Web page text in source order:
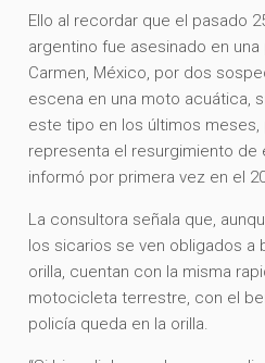
Ello al recordar que el pasado
argentino fue asesinado en una
Carmen, México, por dos
escena en una moto acuática,
este tipo en los últimos meses,
representa el resurgimiento de
informó por primera vez en el
La consultora señala que,
los sicarios se ven obligados a
orilla, cuentan con la misma
motocicleta terrestre, con el
policía queda en la orilla.